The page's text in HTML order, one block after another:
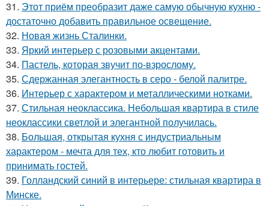
31. Этот приём преобразит даже самую обычную кухню -
достаточно добавить правильное освещение.
32. Новая жизнь Сталинки.
33. Яркий интерьер с розовыми акцентами.
34. Пастель, которая звучит по-взрослому.
35. Сдержанная элегантность в серо - белой палитре.
36. Интерьер с характером и металлическими нотками.
37. Стильная неоклассика. Небольшая квартира в стиле
неоклассики светлой и элегантной получилась.
38. Большая, открытая кухня с индустриальным
характером - мечта для тех, кто любит готовить и
принимать гостей.
39. Голландский синий в интерьере: стильная квартира в
Минске.